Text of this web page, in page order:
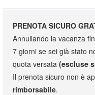
PRENOTA SICURO
Annullando la vacanza
7 giorni se sei già stato
quota versata (escluse
Il prenota sicuro non è
rimborsabile.